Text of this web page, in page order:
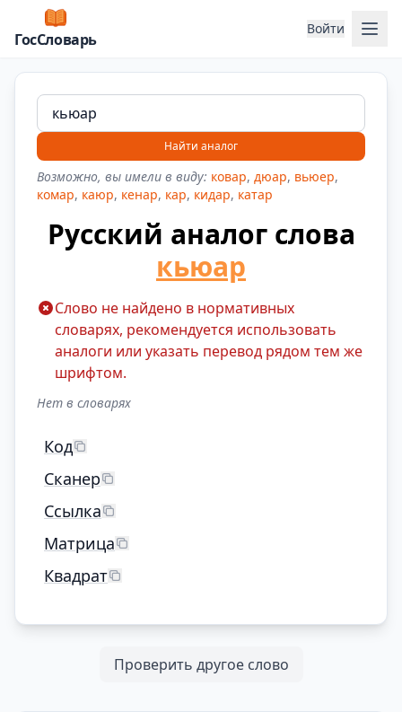
ГосСловарь
Войти
Найти аналог
Возможно, вы имели в виду: ковар, дюар, вьюер,
комар, каюр, кенар, кар, кидар, катар
Русский аналог слова
кьюар
Слово не найдено в нормативных
словарях, рекомендуется использовать
аналоги или указать перевод рядом тем же
шрифтом.
Нет в словарях
Код
Сканер
Ссылка
Матрица
Квадрат
Проверить другое слово